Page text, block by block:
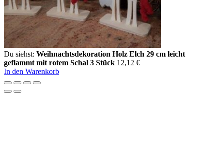
Du siehst: Weihnachtsdekoration Holz Elch 29 cm leicht
geflammt mit rotem Schal 3 Stück 12,12 €
In den Warenkorb